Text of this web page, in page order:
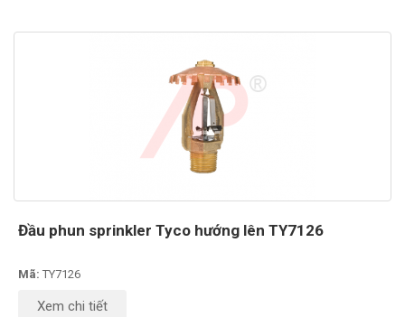
Đầu phun sprinkler Tyco hướng lên TY7126
Mã: TY7126
Xem chi tiết